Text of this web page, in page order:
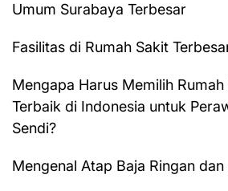
Umum Surabaya Terbesar
Fasilitas di Rumah Sakit
Mengapa Harus Memilih
Terbaik di Indonesia untuk
Sendi?
Mengenal Atap Baja Ringan